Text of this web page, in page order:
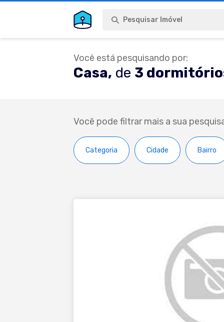
Pesquisar Imóvel
Você está pesquisando por:
Casa, de 3
Você pode filtrar mais a sua
Categoria Cidade Bairro